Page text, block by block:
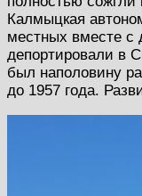
Калмыцкая
местных вместе с
депортировали в
был наполовину
до 1957 года.